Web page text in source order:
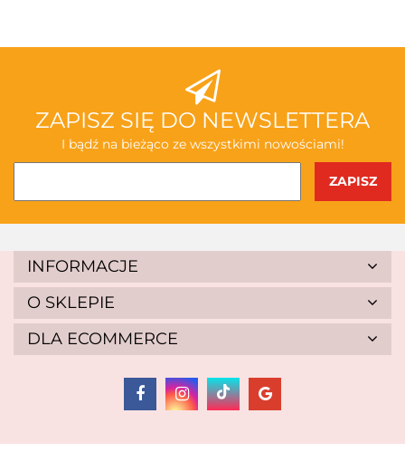
ABAKUS
AKSJOMAT
ALBIS
ZAPISZ SIĘ DO NEWSLETTERA
I bądź na bieżąco ze wszystkimi nowościami!
INFORMACJE
O SKLEPIE
DLA ECOMMERCE